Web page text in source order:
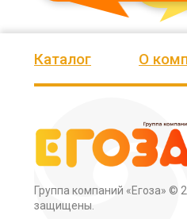
Каталог О
Группа компаний «Егоза» ©
защищены.